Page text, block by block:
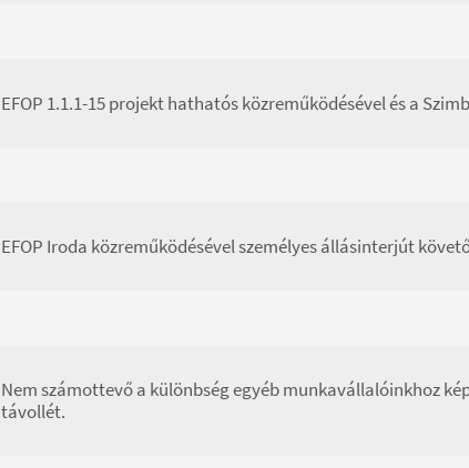
EFOP 1.1.1-15 projekt hathatós közreműködésével és a
EFOP Iroda közreműködésével személyes állásinterjút
Nem számottevő a különbség egyéb munkavállalóinkhoz
távollét.